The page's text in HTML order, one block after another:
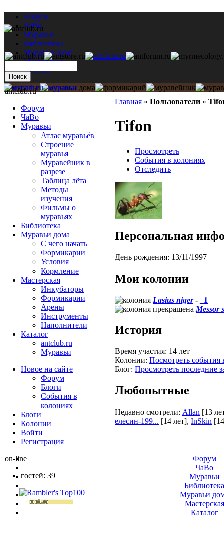
Форум
ЧаВо
Муравьи
Библиотека
Муравьи дома
Мастерская
Каталог
Главная » Пользователи »
Tifon
Просмотреть
События в колониях
Отследить
Персональная
День рождения: 13/11/1997
Мои колонии
Lasius niger-
_1
Messor
История
Время участия: 14 лет
Колонии: Посмотреть события
Блог: Просмотреть последние
Любопытные
Недавно смотрели: Allan [13
елесин-199... [14 лет], InSkin
antclub.ru
Форум
ЧаВо
Муравьи
Атлас муравьёв
Строение
муравья
Муравейник в
разрезе
Таблица лёта
Методы
изучения
Фильмы о
муравьях
Библиотека
Муравьи дома
С чего начать
Формикарии
Условия
Кормление
Мастерская
Инкубаторы
Формикарии
Арены
Инструменты
Наполнители
Каталог
antclub.ru
Муравьи
Новое на сайте
Форум
Блоги
События в
колониях
Блоги
Колонии
Войти
Peгиcтpaция
on-line
гостей: 39
Форум
ЧаВо
Муравьи
Муравьи
Мастерская
Каталог